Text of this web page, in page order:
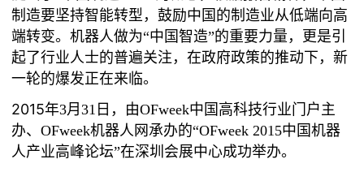
制造要坚持智能转型，鼓励中国的制造业从低端向高
端转变。机器人做为“中国智造”的重要力量，更是引
起了行业人士的普遍关注，在政府政策的推动下，新
一轮的爆发正在来临。
2015年3月31 日，由OFweek中国高科技行业门户主
办、OFweek机器人网承办的“OFweek 2015中国机器
人产业高峰论坛”在深圳会展中心成功举办。